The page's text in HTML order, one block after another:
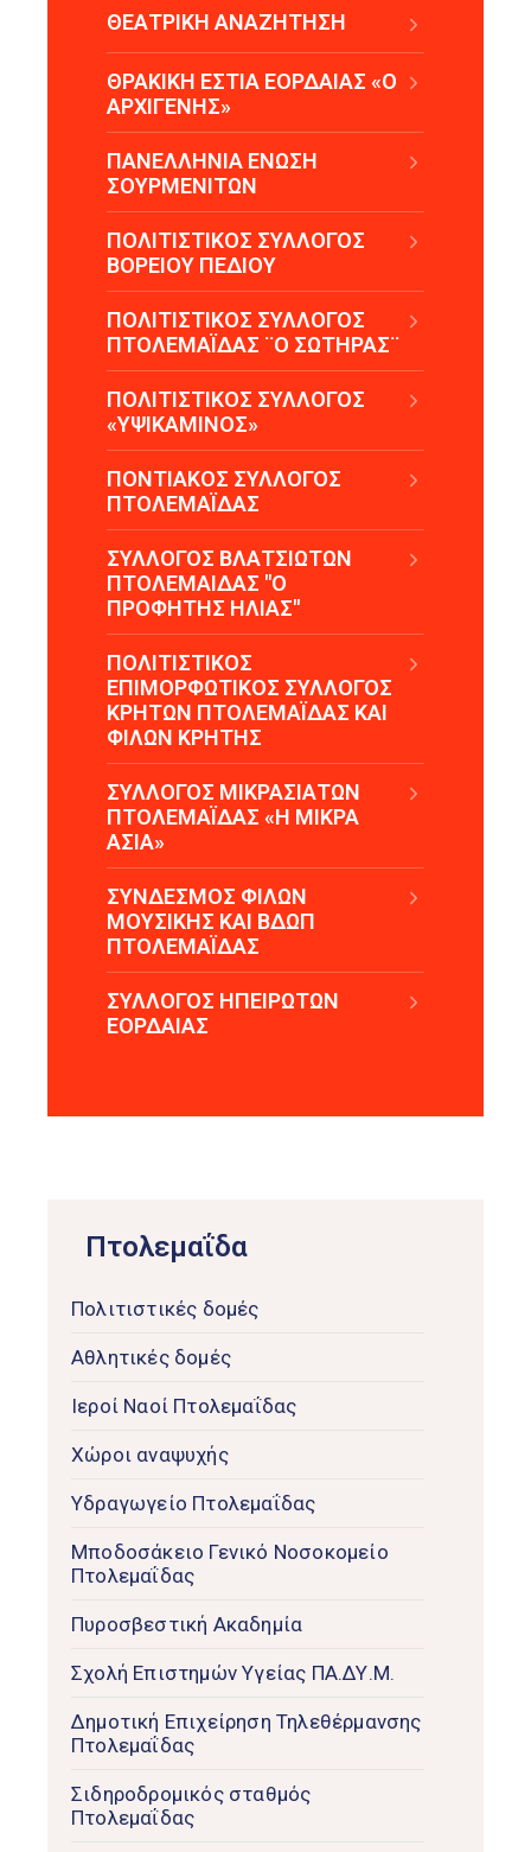
Πτολεμαΐδα
Πολιτιστικές δομές
Αθλητικές δομές
Ιεροί Ναοί Πτολεμαΐδας
Χώροι αναψυχής
Υδραγωγείο Πτολεμαΐδας
Μποδοσάκειο Γενικό Νοσοκομείο
Πτολεμαΐδας
Πυροσβεστική Ακαδημία
Σχολή Επιστημών Υγείας ΠΑ.ΔΥ.Μ.
Δημοτική Επιχείρηση Τηλεθέρμανσης
Πτολεμαΐδας
Σιδηροδρομικός σταθμός
Πτολεμαΐδας
ΘΕΑΤΡΙΚΗ ΑΝΑΖΗΤΗΣΗ
ΘΡΑΚΙΚΗ ΕΣΤΙΑ ΕΟΡΔΑΙΑΣ «Ο
ΑΡΧΙΓΕΝΗΣ»
ΠΑΝΕΛΛΗΝΙΑ ΕΝΩΣΗ
ΣΟΥΡΜΕΝΙΤΩΝ
ΠΟΛΙΤΙΣΤΙΚΟΣ ΣΥΛΛΟΓΟΣ
ΒΟΡΕΙΟΥ ΠΕΔΙΟΥ
ΠΟΛΙΤΙΣΤΙΚΟΣ ΣΥΛΛΟΓΟΣ
ΠΤΟΛΕΜΑΪΔΑΣ ¨Ο ΣΩΤΗΡΑΣ¨
ΠΟΛΙΤΙΣΤΙΚΟΣ ΣΥΛΛΟΓΟΣ
«ΥΨΙΚΑΜΙΝΟΣ»
ΠΟΝΤΙΑΚΟΣ ΣΥΛΛΟΓΟΣ
ΠΤΟΛΕΜΑΪΔΑΣ
ΣΥΛΛΟΓΟΣ ΒΛΑΤΣΙΩΤΩΝ
ΠΤΟΛΕΜΑΙΔΑΣ "Ο
ΠΡΟΦΗΤΗΣ ΗΛΙΑΣ"
ΠΟΛΙΤΙΣΤΙΚΟΣ
ΕΠΙΜΟΡΦΩΤΙΚΟΣ ΣΥΛΛΟΓΟΣ
ΚΡΗΤΩΝ ΠΤΟΛΕΜΑΪΔΑΣ ΚΑΙ
ΦΙΛΩΝ ΚΡΗΤΗΣ
ΣΥΛΛΟΓΟΣ ΜΙΚΡΑΣΙΑΤΩΝ
ΠΤΟΛΕΜΑΪΔΑΣ «Η ΜΙΚΡΑ
ΑΣΙΑ»
ΣΥΝΔΕΣΜΟΣ ΦΙΛΩΝ
ΜΟΥΣΙΚΗΣ ΚΑΙ ΒΔΩΠ
ΠΤΟΛΕΜΑΪΔΑΣ
ΣΥΛΛΟΓΟΣ ΗΠΕΙΡΩΤΩΝ
ΕΟΡΔΑΙΑΣ